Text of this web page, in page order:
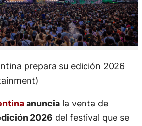
prepara su edición 2026
anunciala venta de
2026 del festival que se